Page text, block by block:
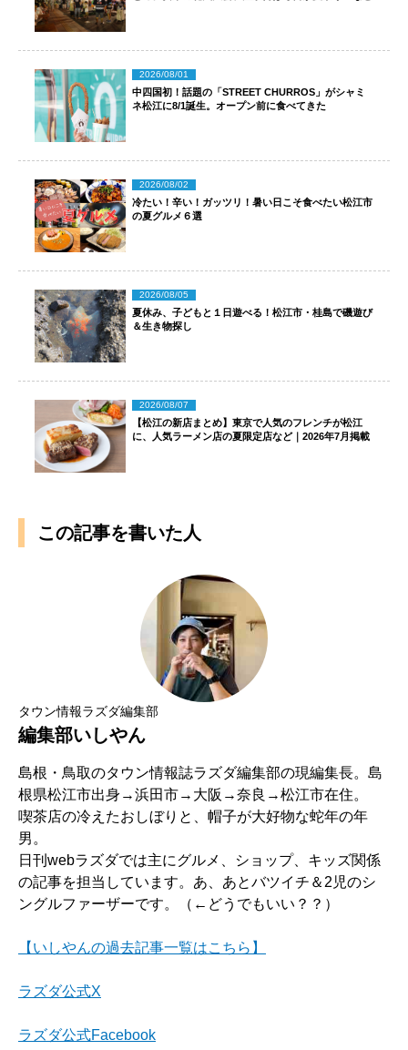
2026/08/01
中四国初！話題の「STREET CHURROS」がシャミ
ネ松江に8/1誕生。オープン前に食べてきた
2026/08/02
冷たい！辛い！ガッツリ！暑い日こそ食べたい松江市
の夏グルメ６選
2026/08/05
夏休み、子どもと１日遊べる！松江市・桂島で磯遊び
＆生き物探し
2026/08/07
【松江の新店まとめ】東京で人気のフレンチが松江
に、人気ラーメン店の夏限定店など｜2026年7月掲載
この記事を書いた人
タウン情報ラズダ編集部
編集部いしやん
島根・鳥取のタウン情報誌ラズダ編集部の現編集長。島
根県松江市出身→浜田市→大阪→奈良→松江市在住。
喫茶店の冷えたおしぼりと、帽子が大好物な蛇年の年
男。
日刊webラズダでは主にグルメ、ショップ、キッズ関係
の記事を担当しています。あ、あとバツイチ＆2児のシ
ングルファーザーです。（←どうでもいい？？）
【いしやんの過去記事一覧はこちら】
ラズダ公式X
ラズダ公式Facebook